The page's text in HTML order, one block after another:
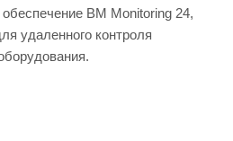
BM Monitoring 24,
удаленного контроля